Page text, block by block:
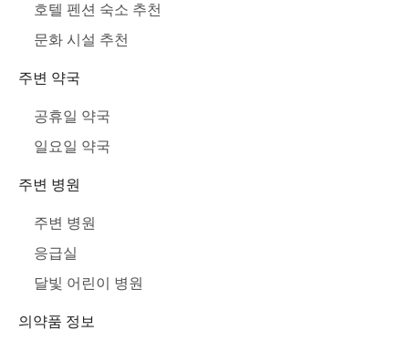
호텔 펜션 숙소 추천
문화 시설 추천
주변 약국
공휴일 약국
일요일 약국
주변 병원
주변 병원
응급실
달빛 어린이 병원
의약품 정보